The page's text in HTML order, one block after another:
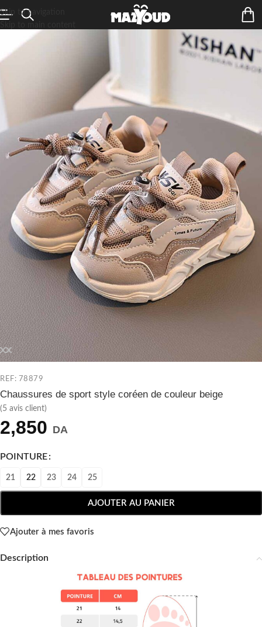
Skip to navigation
REF: 78879
Chaussures de sport style coréen de couleur beige
(5 avis client)
2,850 DA
POINTURE
21 22 23 24 25
AJOUTER AU PANIER
Ajouter à mes favoris
Description